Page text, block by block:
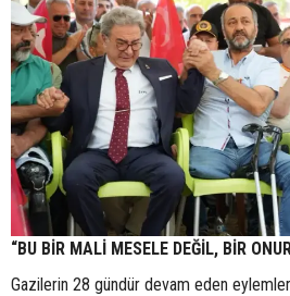
“BU BİR MALİ MESELE DEĞİL, BİR
Gazilerin 28 gündür devam eden